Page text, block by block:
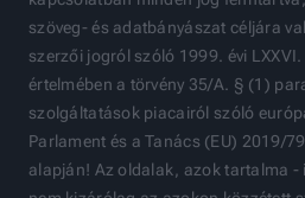
szöveg- és adatbányászat céljára
szerzői jogról szóló 1999. évi
értelmében a törvény 35/A. § (1)
szolgáltatások piacairól szóló
Parlament és a Tanács (EU) 2019/
alapján! Az oldalak, azok tartalma -